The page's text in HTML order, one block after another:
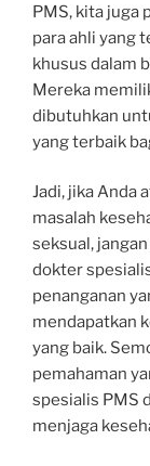
PMS, kita juga
para ahli yang
khusus dalam
Mereka
dibutuhkan
yang terbaik
Jadi, jika Anda
masalah
seksual,
dokter
penanganan
mendapatkan
yang baik.
pemahaman
spesialis PMS
menjaga